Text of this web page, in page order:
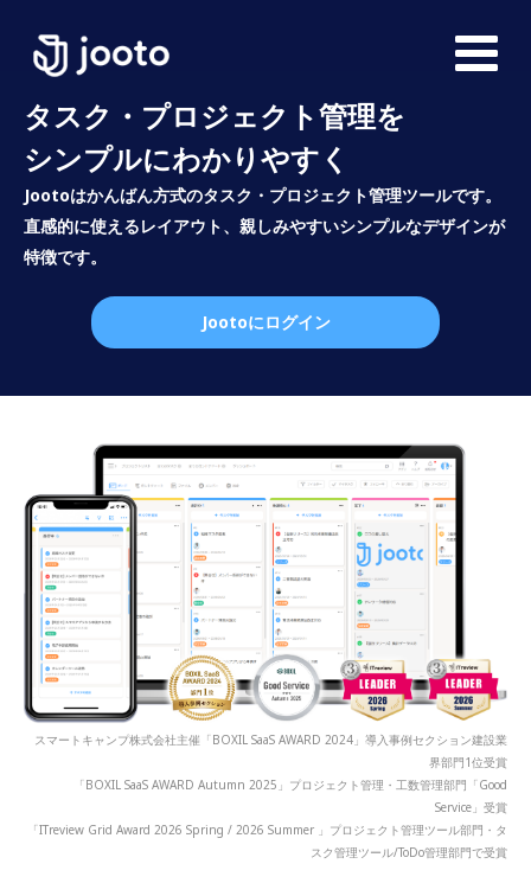
タスク・プロジェクト管理を
シンプルにわかりやすく
Jootoはかんばん方式のタスク・プロジェクト管理ツールです。
直感的に使えるレイアウト、親しみやすいシンプルなデザインが
特徴です。
Jootoにログイン
スマートキャンプ株式会社主催「BOXIL SaaS AWARD 2024」導入事例セクション建設業
界部門1位受賞
「BOXIL SaaS AWARD Autumn 2025」プロジェクト管理・工数管理部門「Good
Service」受賞
「ITreview Grid Award 2026 Spring / 2026 Summer 」プロジェクト管理ツール部門・タ
スク管理ツール/ToDo管理部門で受賞